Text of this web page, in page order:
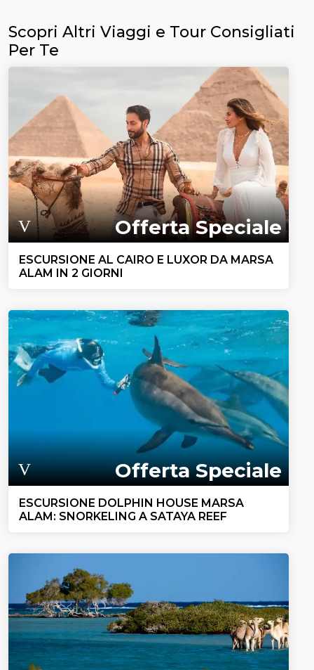
Scopri Altri Viaggi e Tour Consigliati
Per Te
Offerta Speciale
ESCURSIONE AL CAIRO E LUXOR DA MARSA
ALAM IN 2 GIORNI
Offerta Speciale
ESCURSIONE DOLPHIN HOUSE MARSA
ALAM: SNORKELING A SATAYA REEF